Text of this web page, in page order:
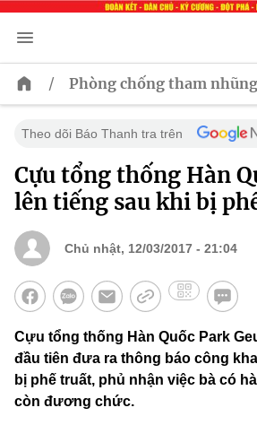
/ Phòng chống tham nhũng
Theo dõi Báo Thanh tra trên
Cựu tổng thống Hàn
lên tiếng sau khi bị
Chủ nhật, 12/03/2017 - 21:04
Cựu tổng thống Hàn Quốc Park
đầu tiên đưa ra thông báo công
bị phế truất, phủ nhận việc bà có
còn đương chức.